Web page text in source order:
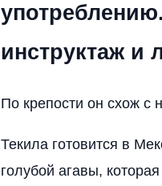
инструктаж и
По крепости он схож с
Текила готовится в
голубой агавы,